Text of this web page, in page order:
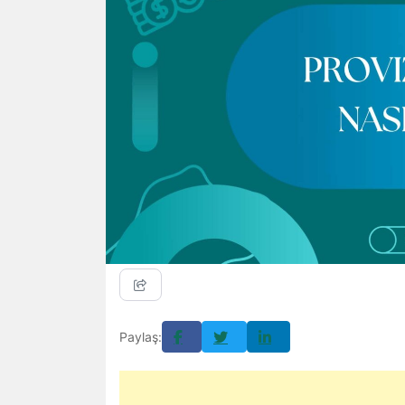
Paylaş: